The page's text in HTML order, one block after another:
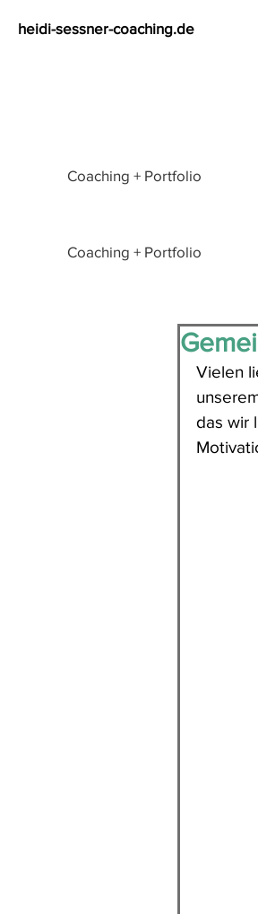
heidi-sessner-coaching.de
Coaching + Portfolio
Coaching + Portfolio
Vielen
das wir